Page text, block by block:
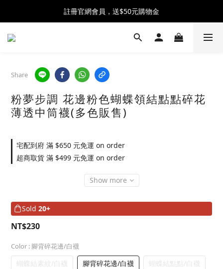
全館消費滿$2500 贈 ♡ 冰淇淋提霸杯 ♡
註冊官網會員，送$50元購物金
全館消費滿$2500 贈 ♡ 冰淇淋提霸杯 ♡
Share
粉夢步調 花邊粉色蝴蝶領結點點碎花
薄透中筒襪(多色販售)
宅配到府 滿 $650 元免運 on order
超商取貨 滿 $499 元免運 on order
Show more
Sold 20+
NT$230
Color : 腳背碎花邊/白襪
蝴蝶結素紋/白襪 腳背碎花邊/白襪 蝴蝶結點點/白襪